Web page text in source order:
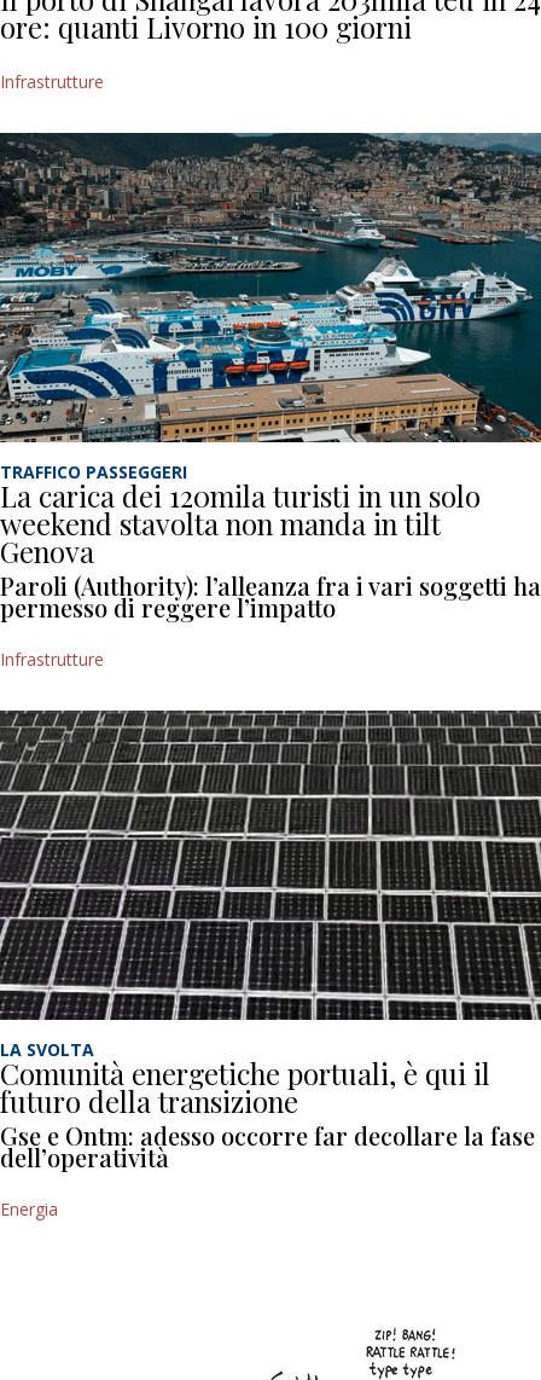
ore: quanti Livorno in 100 giorni
Infrastrutture
TRAFFICO PASSEGGERI
La carica dei 120mila turisti in un solo
weekend stavolta non manda in tilt
Genova
Paroli (Authority): l’alleanza fra i vari soggetti ha
permesso di reggere l’impatto
Infrastrutture
LA SVOLTA
Comunità energetiche portuali, è qui il
futuro della transizione
Gse e Ontm: adesso occorre far decollare la fase
dell’operatività
Energia